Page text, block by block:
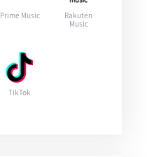
Prime Music
Rakuten
Music
TikTok